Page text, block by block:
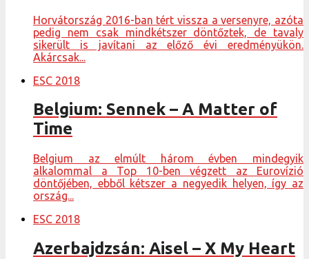
Horvátország 2016-ban tért vissza a versenyre, azóta
pedig nem csak mindkétszer döntőztek, de tavaly
sikerült is javítani az előző évi eredményükön.
Akárcsak...
ESC 2018
Belgium: Sennek – A Matter of
Time
Belgium az elmúlt három évben mindegyik
alkalommal a Top 10-ben végzett az Eurovízió
döntőjében, ebből kétszer a negyedik helyen, így az
ország...
ESC 2018
Azerbajdzsán: Aisel – X My Heart